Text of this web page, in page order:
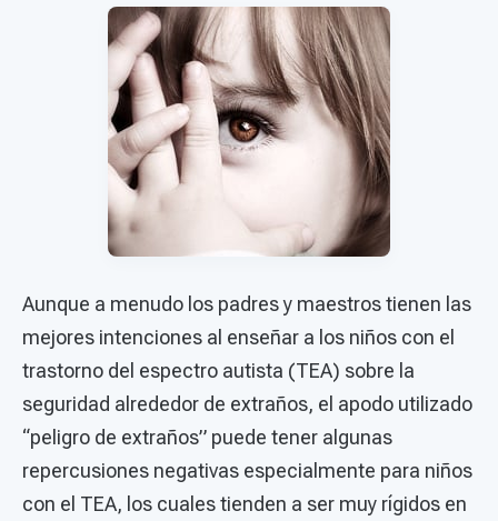
Aunque a menudo los padres y maestros tienen las
mejores intenciones al enseñar a los niños con el
trastorno del espectro autista (TEA) sobre la
seguridad alrededor de extraños, el apodo utilizado
“peligro de extraños” puede tener algunas
repercusiones negativas especialmente para niños
con el TEA, los cuales tienden a ser muy rígidos en